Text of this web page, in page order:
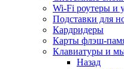
Wi-Fi роутеры и
Подставки для
Кардридеры
Карты флэш-
Клавиатуры и
Назад